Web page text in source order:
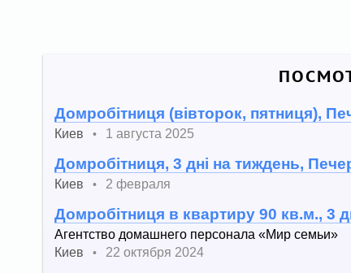
Домробітниця (вівторок, пятниця),
Киев
• 1 августа 2025
Домробітниця, 3 дні на тиждень,
Киев
• 2 февраля
Домробітниця в квартиру 90 кв.м., 3
Агентство домашнего персонала «Мир семьи»
Киев
• 22 октября 2024